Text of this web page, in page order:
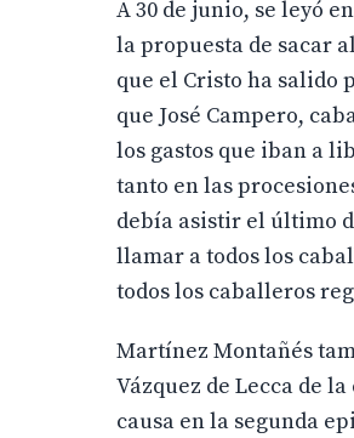
A 30 de junio, se leyó
la propuesta de sacar
que el Cristo ha salido
que José Campero,
los gastos que iban a
tanto en las
debía asistir el último
llamar a todos los
todos los caballeros
Martínez Montañés
Vázquez de Lecca de
causa en la segunda